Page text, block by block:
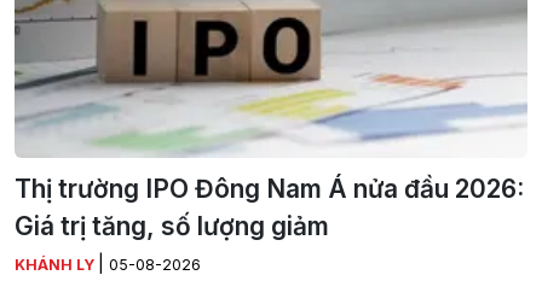
Thị trường IPO Đông Nam Á nửa đầu 2026:
Giá trị tăng, số lượng giảm
KHÁNH LY 05-08-2026